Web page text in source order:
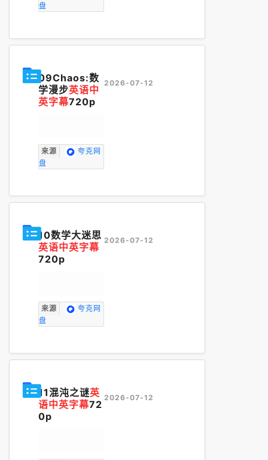
盘
09Chaos:数
学漫步英语中
英字幕720p
来源
夸克网
盘
2026-07-12
10数学大迷思
英语中英字幕
720p
来源
夸克网
盘
2026-07-12
11混沌之谜英
语中英字幕72
0p
2026-07-12